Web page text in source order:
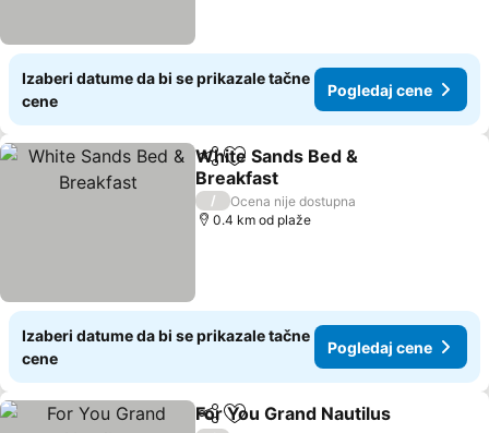
Izaberi datume da bi se prikazale tačne
cene
Pogledaj cene
Deli Dodati u favorite
White Sands Bed &
Breakfast
Pogledaj cene
/
Ocena nije dostupna
0.4 km od plaže
Izaberi datume da bi se prikazale tačne
cene
Pogledaj cene
Deli Dodati u favorite
For You Grand Nautilus